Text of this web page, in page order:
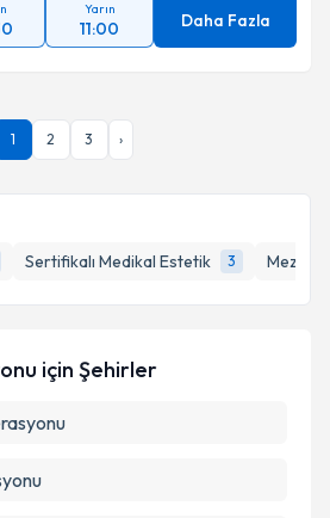
Sertifikalı Medikal Estetik 3
Yarın
11:00 Daha Fazla
1 2 3 ›
için Şehirler